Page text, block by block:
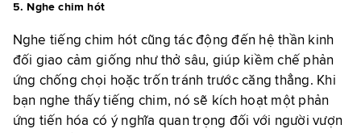
5. Nghe chim hót
Nghe tiếng chim hót cũng tác động đến hệ thần kinh
đối giao cảm giống như thở sâu, giúp kiềm chế phản
ứng chống chọi hoặc trốn tránh trước căng thẳng. Khi
bạn nghe thấy tiếng chim, nó sẽ kích hoạt một phản
ứng tiến hóa có ý nghĩa quan trọng đối với người vượn